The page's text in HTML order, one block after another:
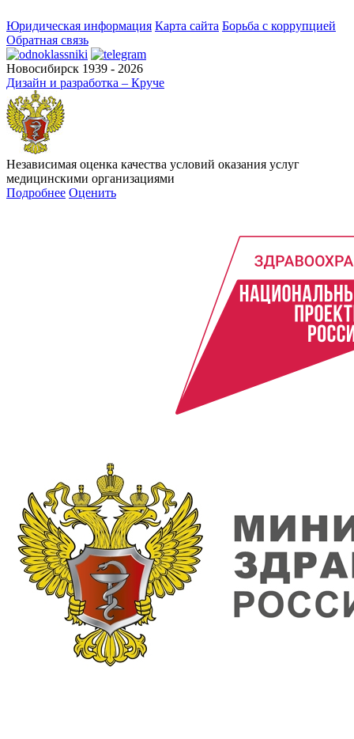
Юридическая информация Карта сайта Борьба с коррупцией
Обратная связь
Новосибирск 1939 - 2026
Дизайн и разработка – Круче
Независимая оценка качества условий оказания услуг
медицинскими организациями
Подробнее Оценить